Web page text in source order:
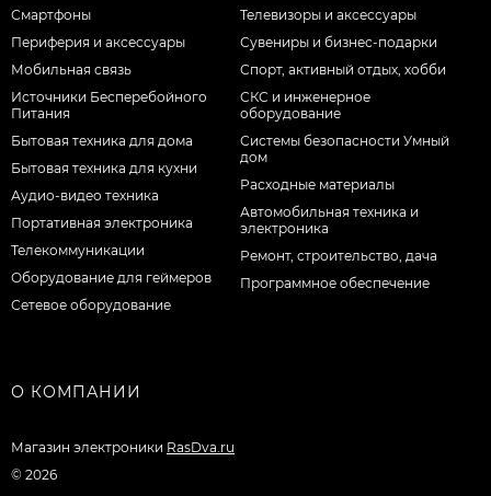
Смартфоны
Периферия и аксессуары
Мобильная связь
Источники Бесперебойного
Питания
Бытовая техника для дома
Бытовая техника для кухни
Аудио-видео техника
Портативная электроника
Телекоммуникации
Оборудование для геймеров
Сетевое оборудование
Телевизоры и аксессуары
Сувениры и бизнес-подарки
Спорт, активный отдых, хобби
СКС и инженерное
оборудование
Системы безопасности Умный
дом
Расходные материалы
Автомобильная техника и
электроника
Ремонт, строительство, дача
Программное обеспечение
О КОМПАНИИ
Магазин электроники RasDva.ru
© 2026